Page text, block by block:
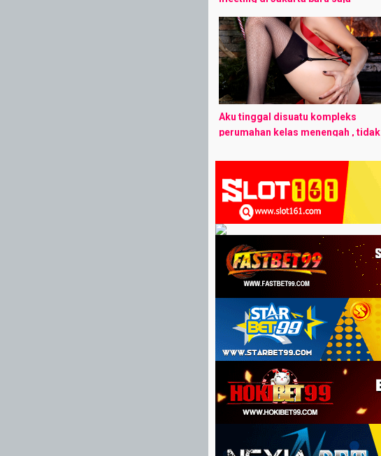
selesai, dan selama seminggu itu
juga aku merindukan istriku yang
telah lama, tak ku senggamai ...
Aku tinggal disuatu kompleks
perumahan kelas menengah , tidak
dihuni oleh 150 keluarga kelas
menengah keatas . Hanya beda ...